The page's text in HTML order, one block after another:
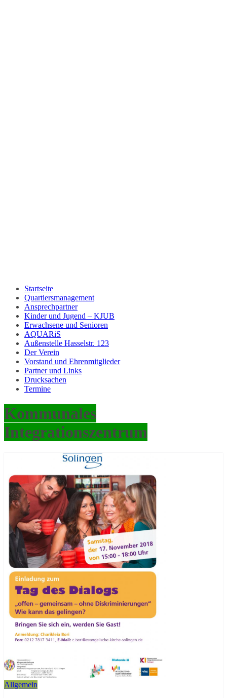
Startseite
Quartiersmanagement
Ansprechpartner
Kinder und Jugend – KJUB
Erwachsene und Senioren
AQUARiS
Außenstelle Hasselstr. 123
Der Verein
Vorstand und Ehrenmitglieder
Partner und Links
Drucksachen
Termine
Kommunales
Integrationszentrum
Allgemein